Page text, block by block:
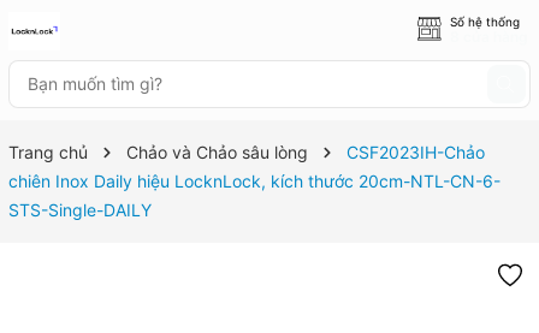
Số hệ thống
Trang chủ Chảo và Chảo sâu lòng
CSF2023IH-Chảo
chiên Inox Daily hiệu LocknLock, kích thước 20cm-NTL-CN-6-
STS-Single-DAILY